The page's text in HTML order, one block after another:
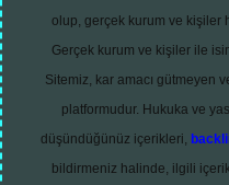
olup, gerçek kurum ve kişiler
Gerçek kurum ve kişiler ile
Sitemiz, kar amacı gütmeyen
platformudur. Hukuka ve
düşündüğünüz içerikleri,
bildirmeniz halinde, ilgili